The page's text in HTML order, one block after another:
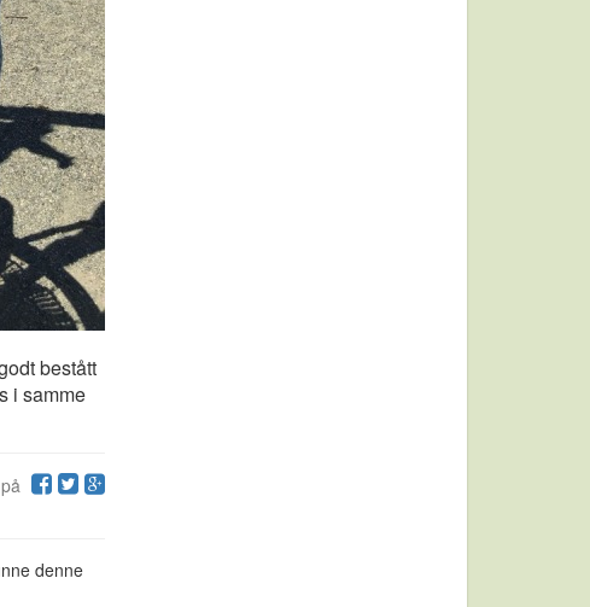
bestått
i samme
denne